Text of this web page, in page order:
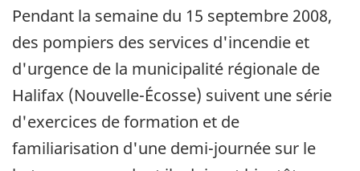
Pendant la semaine du 15 septembre 2008,
des pompiers des services d'incendie et
d'urgence de la municipalité régionale de
Halifax (Nouvelle-Écosse) suivent une série
d'exercices de formation et de
familiarisation d'une demi-journée sur le